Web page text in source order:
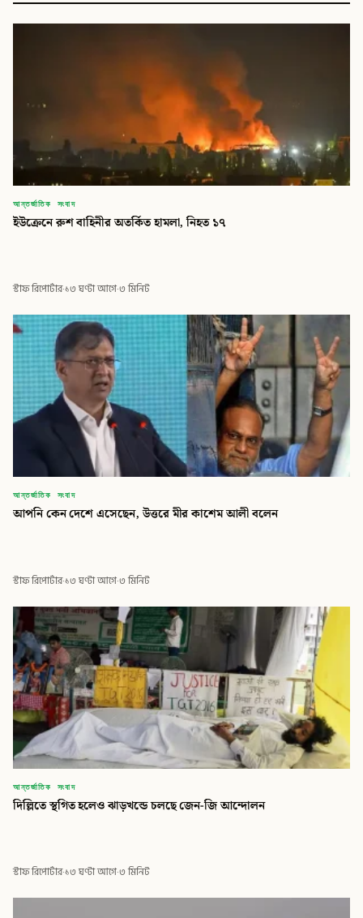
আন্তর্জাতিক সংবাদ
ইউক্রেনে রুশ বাহিনীর অতর্কিত হামলা, নিহত ১৭
স্টাফ রিপোর্টার·১৩ ঘণ্টা আগে·৩ মিনিট
আন্তর্জাতিক সংবাদ
আপনি কেন দেশে এসেছেন, উত্তরে মীর কাশেম আলী বলেন
স্টাফ রিপোর্টার·১৩ ঘণ্টা আগে·৩ মিনিট
আন্তর্জাতিক সংবাদ
দিল্লিতে স্থগিত হলেও ঝাড়খন্ডে চলছে জেন-জি আন্দোলন
স্টাফ রিপোর্টার·১৩ ঘণ্টা আগে·৩ মিনিট